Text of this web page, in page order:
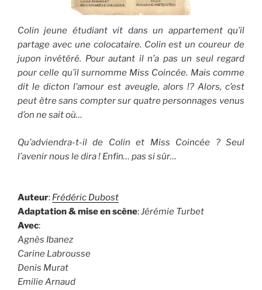
Colin jeune étudiant vit dans un appartement qu’il
partage avec une colocataire. Colin est un coureur de
jupon invétéré. Pour autant il n’a pas un seul regard
pour celle qu’il surnomme Miss Coincée. Mais comme
dit le dicton l’amour est aveugle, alors !? Alors, c’est
peut être sans compter sur quatre personnages venus
d’on ne sait où…
Qu’adviendra-t-il de Colin et Miss Coincée ? Seul
l’avenir nous le dira ! Enfin… pas si sûr…
Auteur: Frédéric Dubost
Adaptation & mise en scène:Jérémie Turbet
Avec:
Agnès Ibanez
Carine Labrousse
Denis Murat
Emilie Arnaud